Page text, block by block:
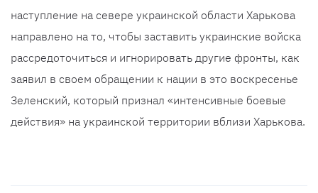
наступление на севере украинской области Харькова
направлено на то, чтобы заставить украинские войска
рассредоточиться и игнорировать другие фронты, как
заявил в своем обращении к нации в это воскресенье
Зеленский, который признал «интенсивные боевые
действия» на украинской территории вблизи Харькова.